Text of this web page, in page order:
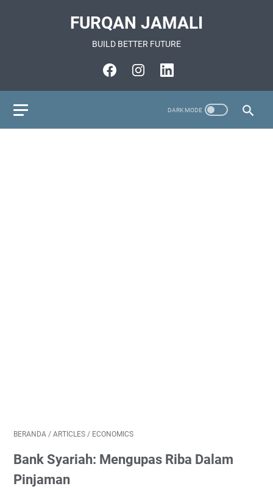
FURQAN JAMALI
BUILD BETTER FUTURE
BERANDA / ARTICLES / ECONOMICS
Bank Syariah: Mengupas Riba Dalam
Pinjaman